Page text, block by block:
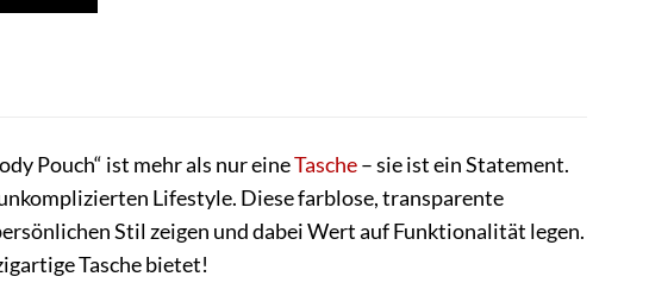
Pouch“ ist mehr als nur eineTasche– sie ist ein Statement.
Lifestyle. Diese farblose, transparente
Stil zeigen und dabei Wert auf Funktionalität legen.
Tasche bietet!